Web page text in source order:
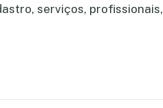
serviços, profissionais,